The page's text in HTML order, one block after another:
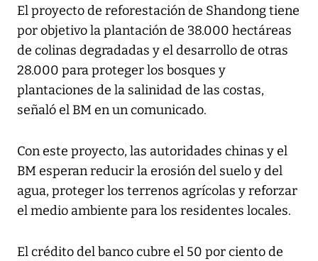
El proyecto de reforestación de Shandong tiene
por objetivo la plantación de 38.000 hectáreas
de colinas degradadas y el desarrollo de otras
28.000 para proteger los bosques y
plantaciones de la salinidad de las costas,
señaló el BM en un comunicado.
Con este proyecto, las autoridades chinas y el
BM esperan reducir la erosión del suelo y del
agua, proteger los terrenos agrícolas y reforzar
el medio ambiente para los residentes locales.
El crédito del banco cubre el 50 por ciento de